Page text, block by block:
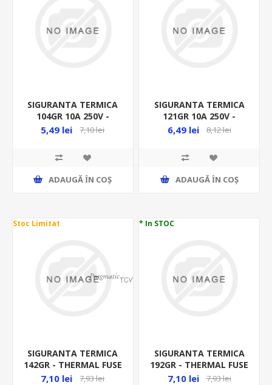
SIGURANTA TERMICA
104GR 10A 250V -
THERMAL FUSE, TZ D-
5,49 lei 7,10 lei
ADAUGĂ ȊN COŞ
SIGURANTA TERMICA
121GR 10A 250V -
THERMAL FUSE, TZ D-
6,49 lei 8,12 lei
ADAUGĂ ȊN COŞ
Stoc Limitat
SIGURANTA TERMICA
142GR - THERMAL FUSE
- TZ D-142 8334
7,10 lei 7,93 lei
* In STOC
SIGURANTA TERMICA
192GR - THERMAL FUSE
- TZ D-192 8338
7,10 lei 7,93 lei